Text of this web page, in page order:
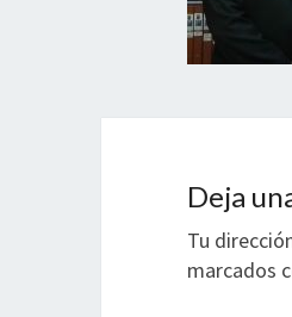
Deja
Tu
marcados